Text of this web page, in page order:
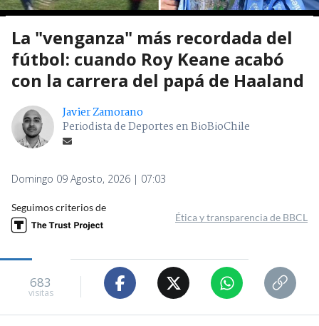
La "venganza" más recordada del
fútbol: cuando Roy Keane acabó
con la carrera del papá de Haaland
Javier Zamorano
Periodista de Deportes en BioBioChile
Domingo 09 Agosto, 2026 | 07:03
Seguimos criterios de
Ética y transparencia de BBCL
683
visitas